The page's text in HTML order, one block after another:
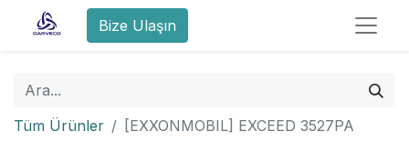
Bize Ulaşın
Tüm Ürünler [EXXONMOBIL] EXCEED 3527PA